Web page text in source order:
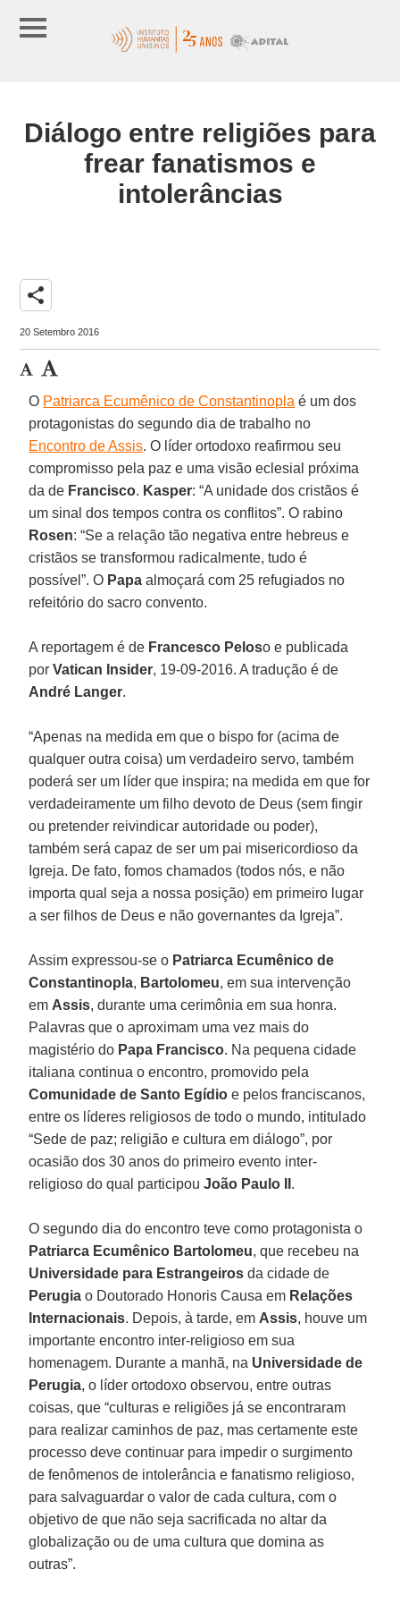
Diálogo entre religiões para
frear fanatismos e
intolerâncias
share
20 Setembro 2016
O Patriarca Ecumênico de Constantinopla é um dos
protagonistas do segundo dia de trabalho no
Encontro de Assis. O líder ortodoxo reafirmou seu
compromisso pela paz e uma visão eclesial próxima
da de Francisco. Kasper: “A unidade dos cristãos é
um sinal dos tempos contra os conflitos”. O rabino
Rosen: “Se a relação tão negativa entre hebreus e
cristãos se transformou radicalmente, tudo é
possível”. O Papa almoçará com 25 refugiados no
refeitório do sacro convento.
A reportagem é de Francesco Peloso e publicada
porVatican Insider, 19-09-2016. A tradução é de
André Langer.
“Apenas na medida em que o bispo for (acima de
qualquer outra coisa) um verdadeiro servo, também
poderá ser um líder que inspira; na medida em que for
verdadeiramente um filho devoto de Deus (sem fingir
ou pretender reivindicar autoridade ou poder),
também será capaz de ser um pai misericordioso da
Igreja. De fato, fomos chamados (todos nós, e não
importa qual seja a nossa posição) em primeiro lugar
a ser filhos de Deus e não governantes da Igreja”.
Assim expressou-se o Patriarca Ecumênico de
Constantinopla, Bartolomeu, em sua intervenção
em Assis, durante uma cerimônia em sua honra.
Palavras que o aproximam uma vez mais do
magistério do Papa Francisco. Na pequena cidade
italiana continua o encontro, promovido pela
Comunidade de Santo Egídio e pelos franciscanos,
entre os líderes religiosos de todo o mundo, intitulado
“Sede de paz; religião e cultura em diálogo”, por
ocasião dos 30 anos do primeiro evento inter-
religioso do qual participouJoão Paulo II .
O segundo dia do encontro teve como protagonista o
Patriarca Ecumênico Bartolomeu, que recebeu na
Universidade para Estrangeiros da cidade de
Perugia o Doutorado Honoris Causa em Relações
Internacionais. Depois, à tarde, em Assis, houve um
importante encontro inter-religioso em sua
homenagem. Durante a manhã, na Universidade de
Perugia, o líder ortodoxo observou, entre outras
coisas, que “culturas e religiões já se encontraram
para realizar caminhos de paz, mas certamente este
processo deve continuar para impedir o surgimento
de fenômenos de intolerância e fanatismo religioso,
para salvaguardar o valor de cada cultura, com o
objetivo de que não seja sacrificada no altar da
globalização ou de uma cultura que domina as
outras”.